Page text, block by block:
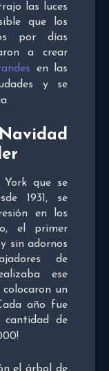
las luces
que los
por días
a crear
en las
y se
.
que se
1931, se
en los
el primer
sin adornos
de
ese
un
año fue
de